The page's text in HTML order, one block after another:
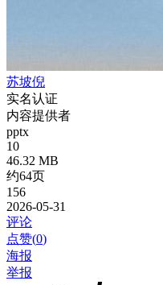
苏坡倪
实名认证
内容提供者
pptx
10
46.32 MB
约64页
156
2026-05-31
评论
点赞(0)
海报
举报